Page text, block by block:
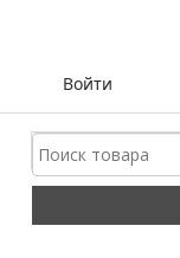
Войти